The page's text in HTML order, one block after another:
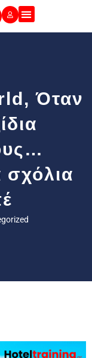
Όταν
σχόλια